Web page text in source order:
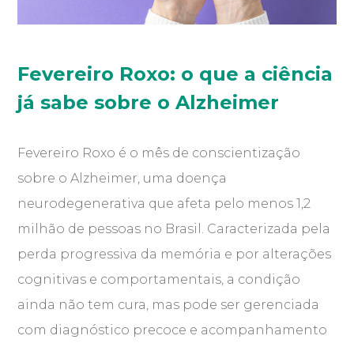
Fevereiro Roxo: o que a ciência
já sabe sobre o Alzheimer
Fevereiro Roxo é o mês de conscientização
sobre o Alzheimer, uma doença
neurodegenerativa que afeta pelo menos 1,2
milhão de pessoas no Brasil. Caracterizada pela
perda progressiva da memória e por alterações
cognitivas e comportamentais, a condição
ainda não tem cura, mas pode ser gerenciada
com diagnóstico precoce e acompanhamento